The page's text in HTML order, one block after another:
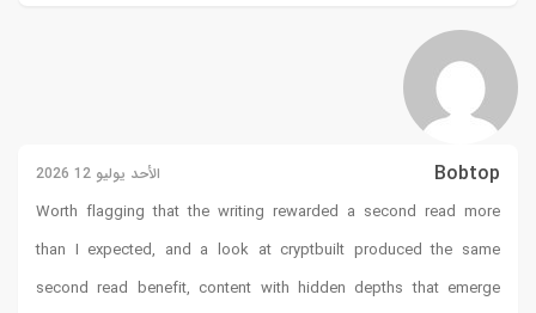
Bobtop الأحد يوليو 12 2026
Worth flagging that the writing rewarded a second read more
than I expected, and a look at cryptbuilt produced the same
second read benefit, content with hidden depths that emerge